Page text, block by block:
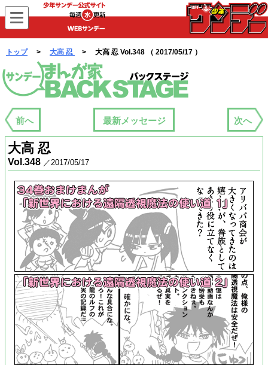
WEBサンデー
トップ> 大高 忍 > 大高 忍 Vol.348 （ 2017/05/17 ）
まんが家バックステージ
前へ 最新メッセージ 次へ
大高 忍
Vol.348 ／2017/05/17